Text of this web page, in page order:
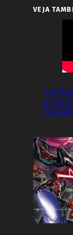
VEJA